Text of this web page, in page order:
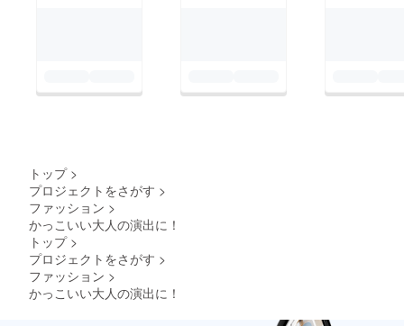
トップ >
プロジェクトをさがす >
ファッション >
かっこいい大人の演出に！
トップ >
プロジェクトをさがす >
ファッション >
かっこいい大人の演出に！